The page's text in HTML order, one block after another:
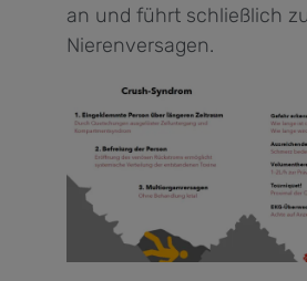
an und führt schließlich
Nierenversagen.